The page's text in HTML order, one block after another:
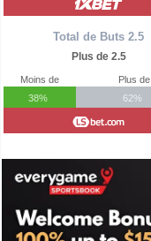
Total de Buts 2.5
Plus de 2.5
Moins de
38%
Plus de
62%